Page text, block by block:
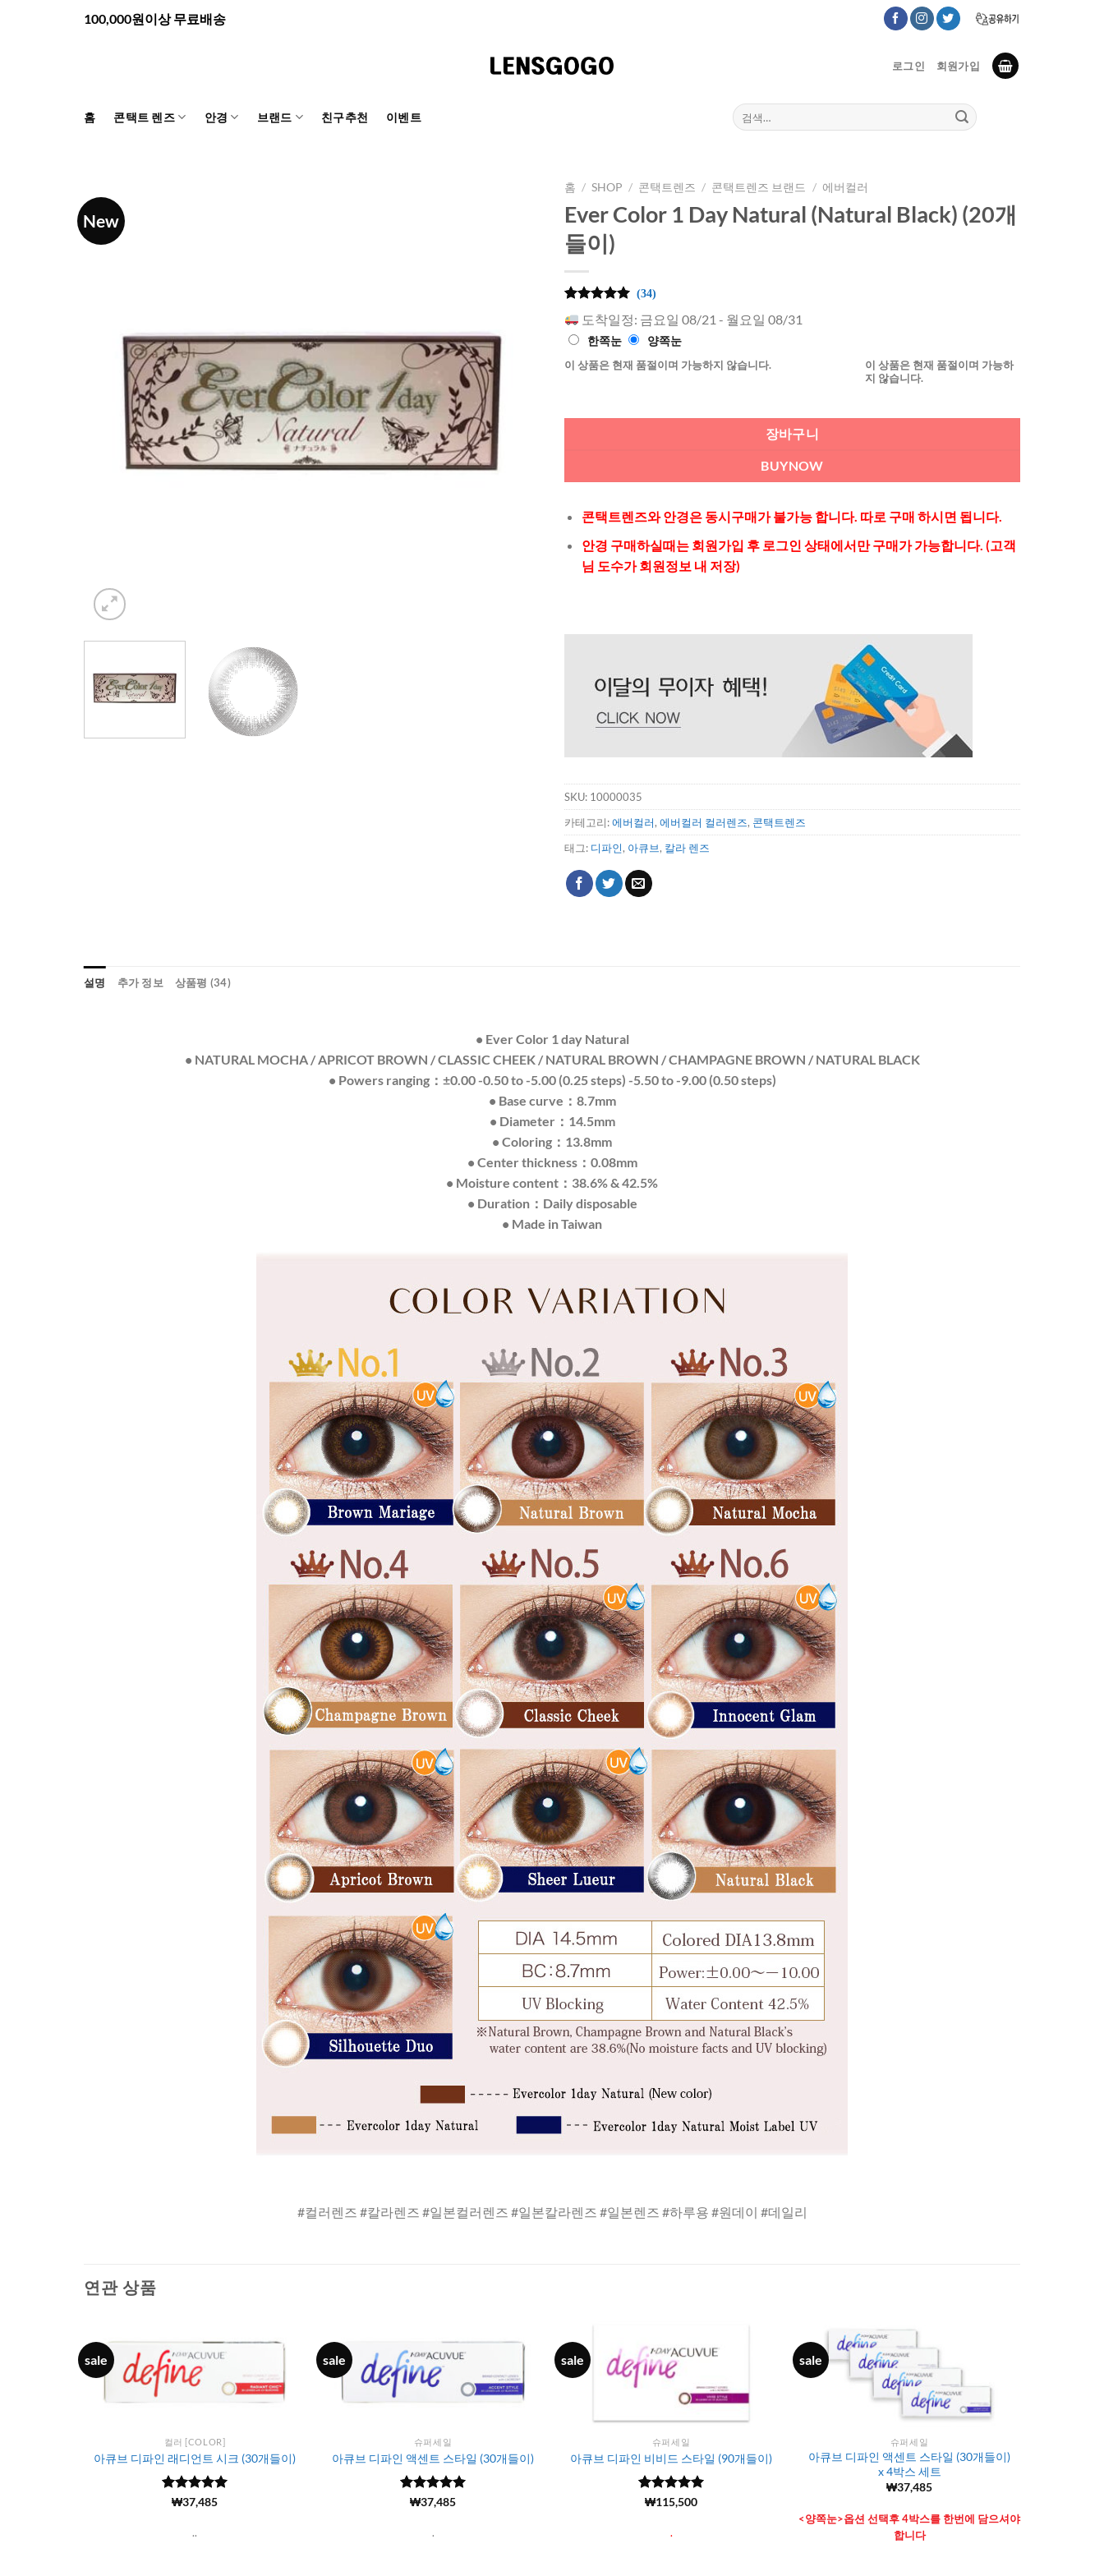
100,000원이상 무료배송
로그인 회원가입
홈 콘택트 렌즈 안경 브랜드 친구추천 이벤트
검
색:
New
홈 / SHOP / 콘택트렌즈 / 콘택트렌즈 브랜드 / 에버컬러
Ever Color 1 Day Natural (Natural Black) (20개
들이)
개의 고객
평가를 기
준으로 5점
만점에
34
으로 평가
(34)
도착일정: 금요일 08/21 - 월요일 08/31
한쪽눈 양쪽눈
이 상품은 현재 품절이며 가능하지 않습니다.
이 상품은 현재 품절이며 가능하
지 않습니다.
장바구니
BUYNOW
콘택트렌즈와 안경은 동시구매가 불가능 합니다. 따로 구매 하시면 됩니다.
안경 구매하실때는 회원가입 후 로그인 상태에서만 구매가 가능합니다. (고객
님 도수가 회원정보 내 저장)
SKU: 10000035
카테고리:에버컬러, 에버컬러 컬러렌즈, 콘택트렌즈
태그: 디파인, 아큐브, 칼라 렌즈
설명 추가 정보 상품평 (34)
• Ever Color 1 day Natural
• NATURAL MOCHA / APRICOT BROWN / CLASSIC CHEEK / NATURAL BROWN / CHAMPAGNE BROWN / NATURAL BLACK
• Powers ranging：±0.00 -0.50 to -5.00 (0.25 steps) -5.50 to -9.00 (0.50 steps)
• Base curve：8.7mm
• Diameter：14.5mm
• Coloring：13.8mm
• Center thickness：0.08mm
• Moisture content：38.6% & 42.5%
• Duration：Daily disposable
• Made in Taiwan
#컬러렌즈 #칼라렌즈 #일본컬러렌즈 #일본칼라렌즈 #일본렌즈 #하루용 #원데이 #데일리
연관 상품
sale
컬러 [COLOR]
아큐브 디파인 래디언트 시크 (30개들이)
5 중에서
(6617)
₩37,485
..
sale
슈퍼세일
아큐브 디파인 액센트 스타일 (30개들이)
5 중에서
(4284)
₩37,485
.
sale
슈퍼세일
아큐브 디파인 비비드 스타일 (90개들이)
5 중에서5
(2)
₩115,500
.
sale
슈퍼세일
아큐브 디파인 액센트 스타일 (30개들이)
x 4박스 세트
₩37,485
<양쪽눈>옵션 선택후 4박스를 한번에 담으셔야
합니다